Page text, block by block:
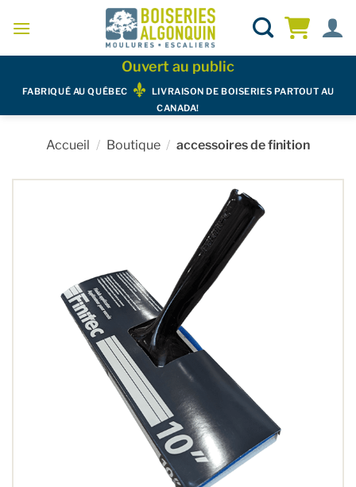
Ouvert au public
FABRIQUÉ AU QUÉBEC
LIVRAISON DE BOISERIES PARTOUT AU
CANADA!
Accueil / Boutique / accessoires de finition